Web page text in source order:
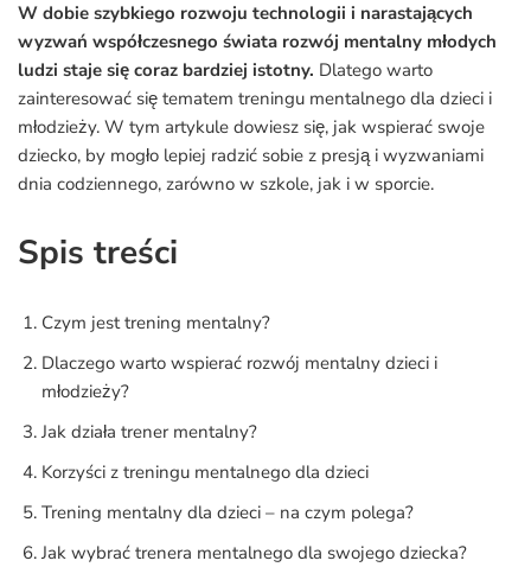
W dobie szybkiego rozwoju technologii i narastających
wyzwań współczesnego świata rozwój mentalny młodych
ludzi staje się coraz bardziej istotny. Dlatego warto
zainteresować się tematem treningu mentalnego dla dzieci i
młodzieży. W tym artykule dowiesz się, jak wspierać swoje
dziecko, by mogło lepiej radzić sobie z presją i wyzwaniami
dnia codziennego, zarówno w szkole, jak i w sporcie.
Spis treści
Czym jest trening mentalny?
Dlaczego warto wspierać rozwój mentalny dzieci i
młodzieży?
Jak działa trener mentalny?
Korzyści z treningu mentalnego dla dzieci
Trening mentalny dla dzieci – na czym polega?
Jak wybrać trenera mentalnego dla swojego dziecka?